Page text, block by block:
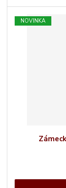
NOVINKA